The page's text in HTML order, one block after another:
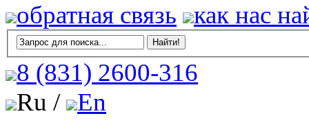
обратная связь
как нас
8 (831) 2600-316
Ru /
En